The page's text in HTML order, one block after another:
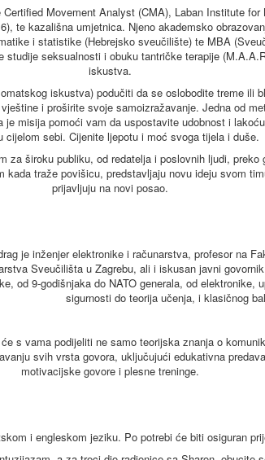
Certified Movement Analyst (CMA), Laban Institute for
te kazališna umjetnica. Njeno akademsko
i statistike (Hebrejsko sveučilište) te MBA
studije seksualnosti i obuku tantričke terapije
iskustva.
iskustva) podučiti da se oslobodite treme ili
i proširite svoje samoizražavanje. Jedna od
je misija pomoći vam da uspostavite udobnost i
cijelom sebi. Cijenite ljepotu i moć svoga tijela i duše.
za široku publiku, od redatelja i poslovnih ljudi, preko
kada traže povišicu, predstavljaju novu ideju svom
prijavljuju na novi posao.
je inženjer elektronike i računarstva, profesor na
Sveučilišta u Zagrebu, ali i iskusan javni
od 9-godišnjaka do NATO generala, od elektronike,
sigurnosti do teorija učenja, i klasičnog
će s vama podijeliti ne samo teorijska znanja o
svih vrsta govora, uključujući edukativna
motivacijske govore i plesne treninge.
i engleskom jeziku. Po potrebi će biti osiguran